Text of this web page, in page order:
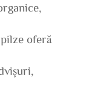
oferă